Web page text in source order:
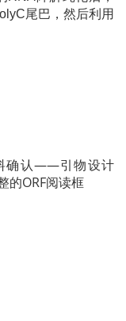
尾巴，然后利用
确认——引物设计
ORF阅读框